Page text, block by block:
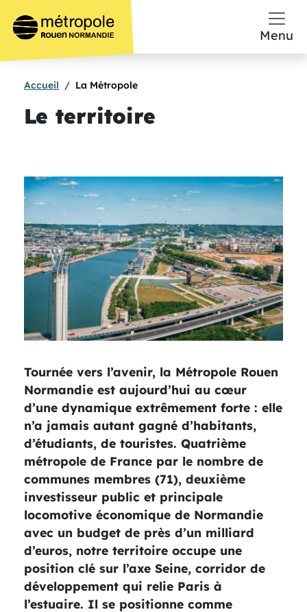
Menu
Accueil La Métropole
Le territoire
Tournée vers l’avenir, la Métropole Rouen
Normandie est aujourd’hui au cœur
d’une dynamique extrêmement forte : elle
n’a jamais autant gagné d’habitants,
d’étudiants, de touristes. Quatrième
métropole de France par le nombre de
communes membres (71), deuxième
investisseur public et principale
locomotive économique de Normandie
avec un budget de près d’un milliard
d’euros, notre territoire occupe une
position clé sur l’axe Seine, corridor de
développement qui relie Paris à
l’estuaire. Il se positionne comme